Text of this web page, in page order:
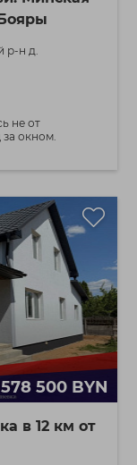
р-н д.
не от
за окном.
578 500 BYN
в 12 км от